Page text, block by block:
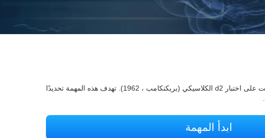
يعتمد اختبار الانتباه الانتقائي لكوجنيفيت على اختبار d2 الكلاسيكي (بريكنكامب ، 1962). تهدف هذه المهمة تحديدًا
ابدأ المهمة